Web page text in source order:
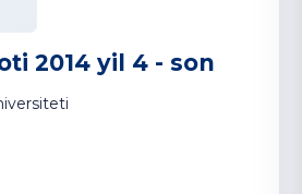
2014 yil 4 - son